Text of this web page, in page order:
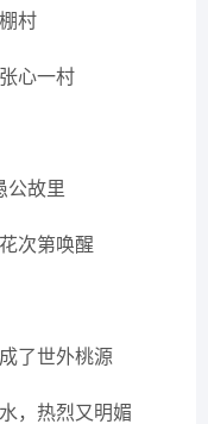
村
心一村
故里
次第唤醒
了世外桃源
，热烈又明媚